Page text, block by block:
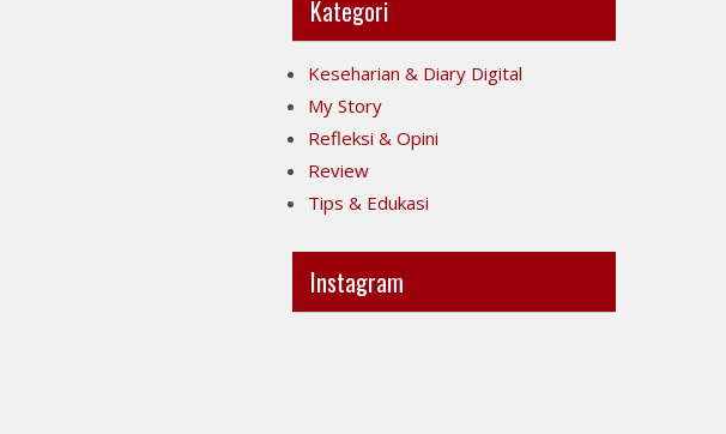
Kategori
Keseharian & Diary Digital
My Story
Refleksi & Opini
Review
Tips & Edukasi
Instagram